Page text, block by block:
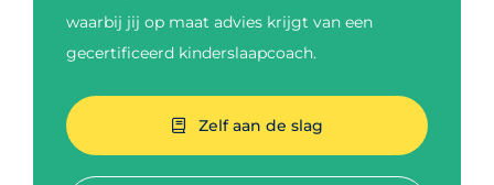
waarbij jij op maat advies krijgt van een
gecertificeerd kinderslaapcoach.
Zelf aan de slag